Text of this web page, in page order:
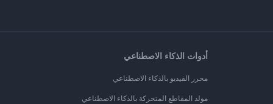
أدوات الذكاء الاصطناعي
محرر الفيديو بالذكاء الاصطناعي
مولد المقاطع المتحركة بالذكاء الاصطناعي